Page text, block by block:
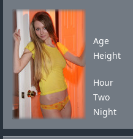
Age
Height
Hour
Two
Night